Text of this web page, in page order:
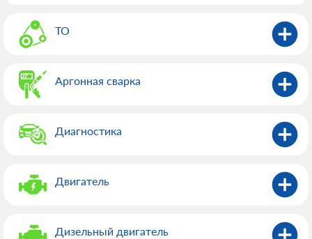
ТО
Аргонная сварка
Диагностика
Двигатель
Дизельный двигатель